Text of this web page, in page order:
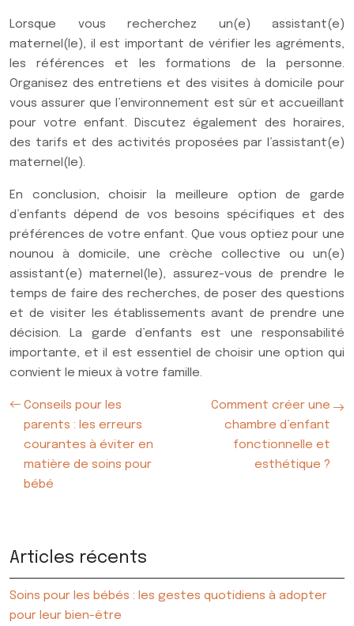
Lorsque vous recherchez un(e) assistant(e)
maternel(le), il est important de vérifier les agréments,
les références et les formations de la personne.
Organisez des entretiens et des visites à domicile pour
vous assurer que l’environnement est sûr et accueillant
pour votre enfant. Discutez également des horaires,
des tarifs et des activités proposées par l’assistant(e)
maternel(le).
En conclusion, choisir la meilleure option de garde
d’enfants dépend de vos besoins spécifiques et des
préférences de votre enfant. Que vous optiez pour une
nounou à domicile, une crèche collective ou un(e)
assistant(e) maternel(le), assurez-vous de prendre le
temps de faire des recherches, de poser des questions
et de visiter les établissements avant de prendre une
décision. La garde d’enfants est une responsabilité
importante, et il est essentiel de choisir une option qui
convient le mieux à votre famille.
Conseils pour les
parents : les erreurs
courantes à éviter en
matière de soins pour
bébé
Comment créer une
chambre d’enfant
fonctionnelle et
esthétique ?
Articles récents
Soins pour les bébés : les gestes quotidiens à adopter
pour leur bien-être